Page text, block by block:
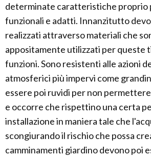
determinate caratteristiche proprio
funzionali e adatti. Innanzitutto
realizzati attraverso materiali che
appositamente utilizzati per queste
funzioni. Sono resistenti alle azioni
atmosferici più impervi come
essere poi ruvidi per non
e occorre che rispettino una certa
installazione in maniera tale che
scongiurando il rischio che possa
camminamenti giardino devono poi